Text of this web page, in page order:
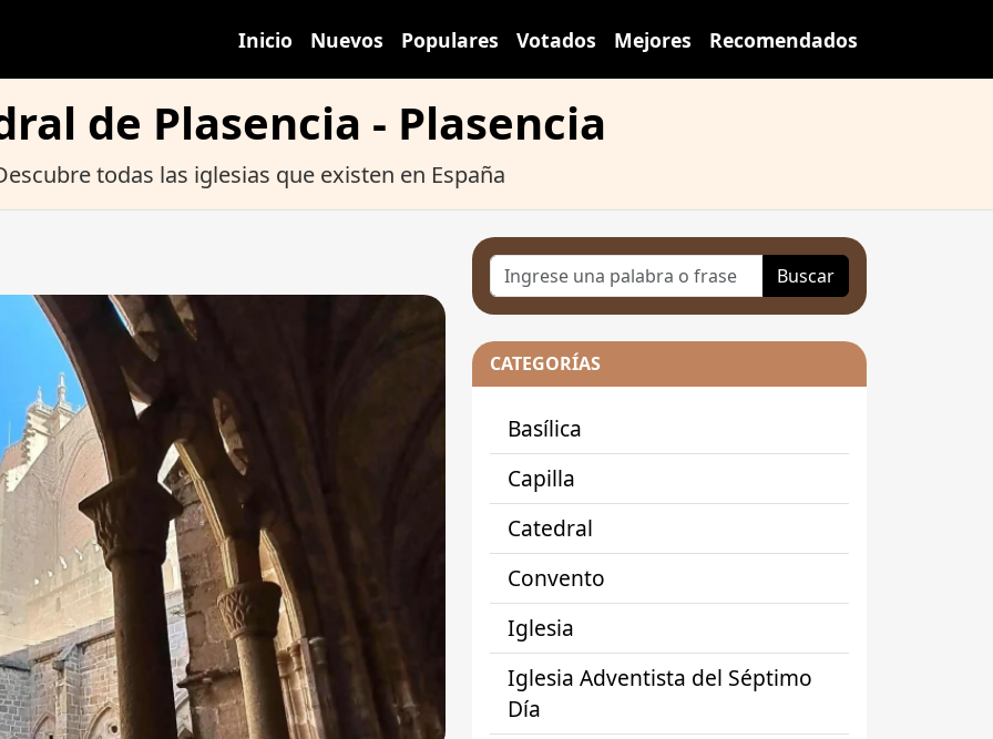
Inicio Nuevos Populares Votados Mejores Recomendados
de Plasencia - Plasencia
todas las iglesias que existen en España
Buscar
CATEGORÍAS
Basílica
Capilla
Catedral
Convento
Iglesia
Iglesia Adventista del Séptimo
Día